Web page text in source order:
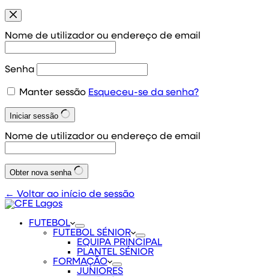
Nome de utilizador ou endereço de email
Senha
Manter sessão Esqueceu-se da senha?
Iniciar sessão
Nome de utilizador ou endereço de email
Obter nova senha
← Voltar ao início de sessão
FUTEBOL
FUTEBOL SÉNIOR
EQUIPA PRINCIPAL
PLANTEL SÉNIOR
FORMAÇÃO
JUNIORES